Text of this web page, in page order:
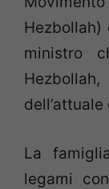
Hezbollah)
ministro
La
legami